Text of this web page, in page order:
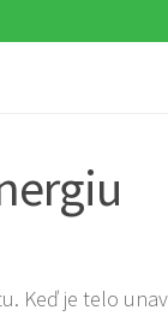
Keď je telo